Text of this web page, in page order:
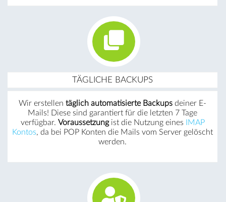
TÄGLICHE BACKUPS
Wir erstellentäglich automatisierte Backups deiner E-
Mails! Diese sind garantiert für die letzten 7 Tage
verfügbar. Voraussetzungist die Nutzung eines
IMAP
Kontos, da bei POP Konten die Mails vom Server gelöscht
werden.